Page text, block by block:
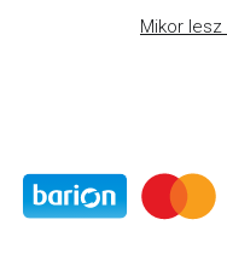
Mikor